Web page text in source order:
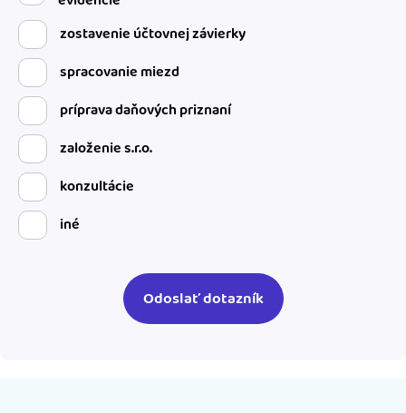
zostavenie účtovnej závierky
spracovanie miezd
príprava daňových priznaní
založenie s.r.o.
konzultácie
iné